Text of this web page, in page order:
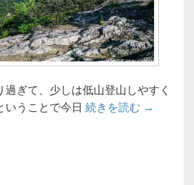
ぎて、少しは低山登山しやすく
いうことで今日 続きを読む 【低山登
→